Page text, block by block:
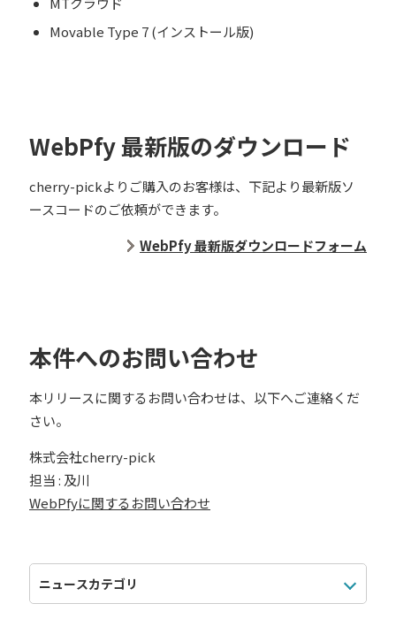
Movable Type 7 (インストール版)
WebPfy 最新版のダウンロード
cherry-pickよりご購入のお客様は、下記より最新版ソ
ースコードのご依頼ができます。
WebPfy 最新版ダウンロードフォーム
本件へのお問い合わせ
本リリースに関するお問い合わせは、以下へご連絡くだ
さい。
株式会社cherry-pick
担当 : 及川
WebPfyに関するお問い合わせ